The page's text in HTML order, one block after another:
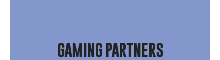
GAMING PARTNERS